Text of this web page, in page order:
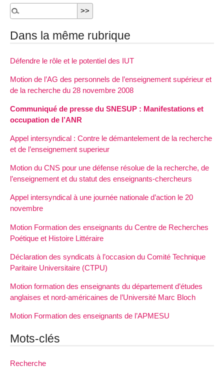
Dans la même rubrique
Défendre le rôle et le potentiel des IUT
Motion de l’AG des personnels de l’enseignement supérieur et
de la recherche du 28 novembre 2008
Communiqué de presse du SNESUP : Manifestations et
occupation de l’ANR
Appel intersyndical : Contre le démantelement de la recherche
et de l’enseignement superieur
Motion du CNS pour une défense résolue de la recherche, de
l’enseignement et du statut des enseignants-chercheurs
Appel intersyndical à une journée nationale d’action le 20
novembre
Motion Formation des enseignants du Centre de Recherches
Poétique et Histoire Littéraire
Déclaration des syndicats à l’occasion du Comité Technique
Paritaire Universitaire (CTPU)
Motion formation des enseignants du département d’études
anglaises et nord-américaines de l’Université Marc Bloch
Motion Formation des enseignants de l’APMESU
Mots-clés
Recherche